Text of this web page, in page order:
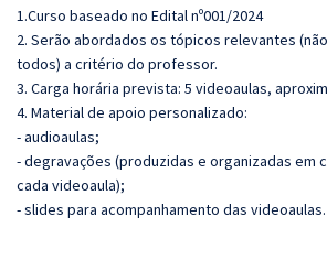
1.Curso baseado no Edital nº001/2024
2. Serão abordados os tópicos relevantes
todos) a critério do professor.
3. Carga horária prevista: 5 videoaulas,
4. Material de apoio personalizado:
- audioaulas;
- degravações (produzidas e organizadas em
cada videoaula);
- slides para acompanhamento das videoaulas.